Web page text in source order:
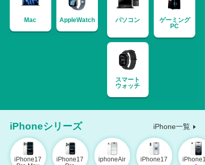
Mac AppleWatch パソコン
ゲーミング
PC
スマート
ウォッチ
iPhoneシリーズ iPhone一覧
iPhone17
iPhone17
iphoneAir iPhone17